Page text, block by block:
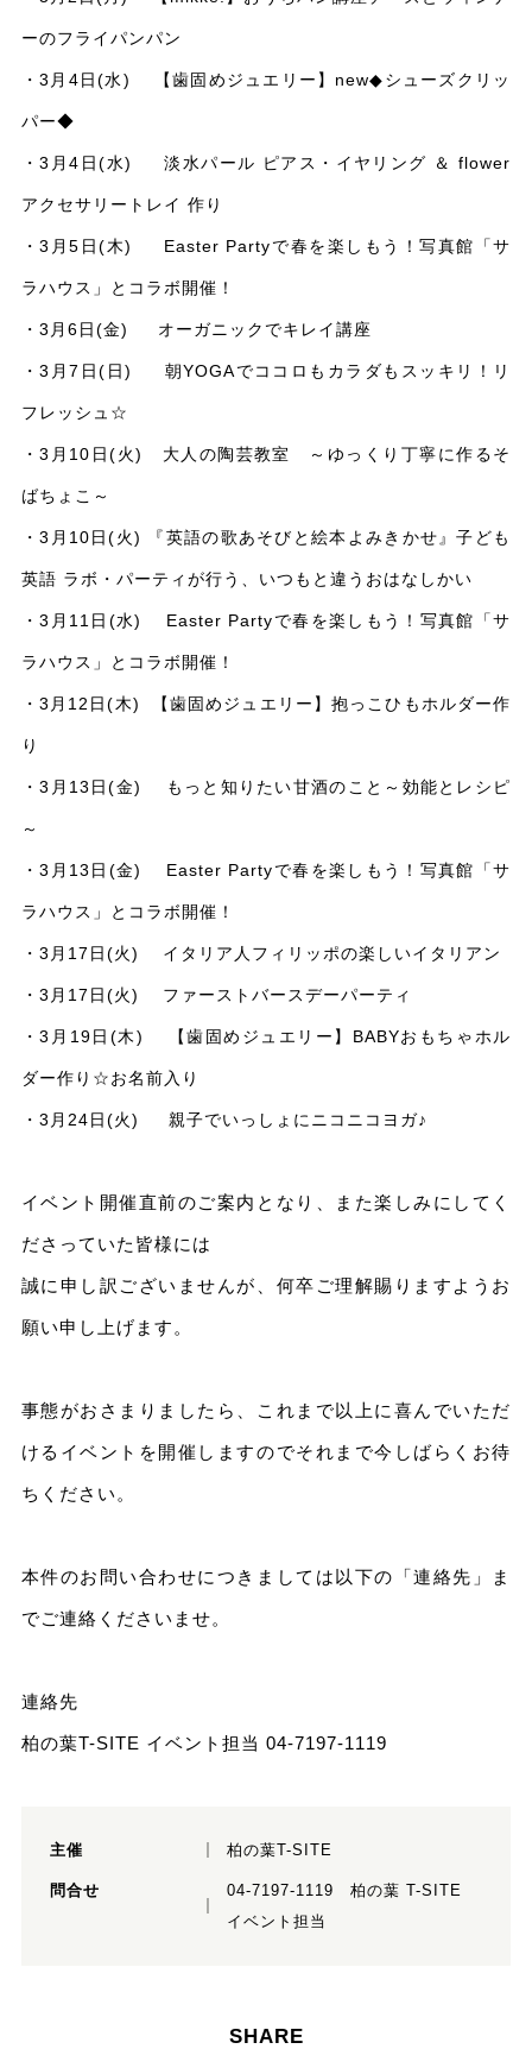
ーのフライパンパン
・3月4日(水) 【歯固めジュエリー】new◆シューズクリッ
パー◆
・3月4日(水) 淡水パール ピアス・イヤリング ＆ flower
アクセサリートレイ 作り
・3月5日(木) Easter Partyで春を楽しもう！写真館「サ
ラハウス」とコラボ開催！
・3月6日(金) オーガニックでキレイ講座
・3月7日(日) 朝YOGAでココロもカラダもスッキリ！リ
フレッシュ☆
・3月10日(火) 大人の陶芸教室 ～ゆっくり丁寧に作るそ
ばちょこ～
・3月10日(火) 『英語の歌あそびと絵本よみきかせ』子ども
英語 ラボ・パーティが行う、いつもと違うおはなしかい
・3月11日(水) Easter Partyで春を楽しもう！写真館「サ
ラハウス」とコラボ開催！
・3月12日(木) 【歯固めジュエリー】抱っこひもホルダー作
り
・3月13日(金) もっと知りたい甘酒のこと～効能とレシピ
～
・3月13日(金) Easter Partyで春を楽しもう！写真館「サ
ラハウス」とコラボ開催！
・3月17日(火) イタリア人フィリッポの楽しいイタリアン
・3月17日(火) ファーストバースデーパーティ
・3月19日(木) 【歯固めジュエリー】BABYおもちゃホル
ダー作り☆お名前入り
・3月24日(火) 親子でいっしょにニコニコヨガ♪
イベント開催直前のご案内となり、また楽しみにしてく
ださっていた皆様には
誠に申し訳ございませんが、何卒ご理解賜りますようお
願い申し上げます。
事態がおさまりましたら、これまで以上に喜んでいただ
けるイベントを開催しますのでそれまで今しばらくお待
ちください。
本件のお問い合わせにつきましては以下の「連絡先」ま
でご連絡くださいませ。
連絡先
柏の葉T-SITE イベント担当 04-7197-1119
主催 柏の葉T-SITE
問合せ
04-7197-1119 柏の葉 T-SITE
イベント担当
SHARE